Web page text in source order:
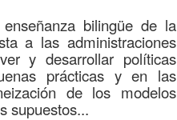
bilingüe de la
a las administraciones
y desarrollar políticas
prácticas y en las
de los modelos
supuestos...